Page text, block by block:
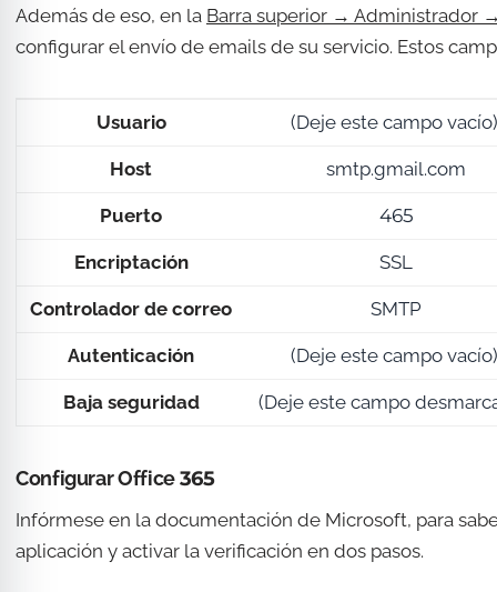
Además de eso, en la Barra superior → Administrador
configurar el envío de emails de su servicio. Estos
Usuario (Deje este campo
Host smtp.gmail.com
Puerto 465
Encriptación SSL
Controlador de correo SMTP
Autenticación (Deje este campo
Baja seguridad (Deje este campo
Configurar Office 365
Infórmese en la documentación de Microsoft, para
aplicación y activar la verificación en dos pasos.